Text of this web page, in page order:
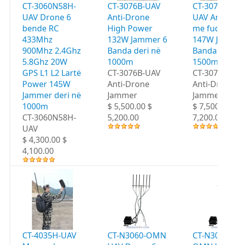
CT-3060N58H-
UAV Drone 6
bende RC
433Mhz
900Mhz 2.4Ghz
5.8Ghz 20W
GPS L1 L2 Lartë
Power 145W
Jammer deri në
1000m
CT-3060N58H-
UAV
$ 4,300.00 $
4,100.00
CT-3076B-UAV
Anti-Drone
High Power
132W Jammer 6
Banda deri në
1000m
CT-3076B-UAV
Anti-Drone
Jammer
$ 5,500.00 $
5,200.00
CT-
UAV
me fuqi
147W
Banda
1500m
CT-
Anti-
Jammer
$
7,200.00
CT-4035H-UAV
CT-N3060-OMN
CT-